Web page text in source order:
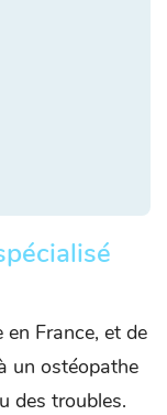
en France, et de
un ostéopathe
des troubles.